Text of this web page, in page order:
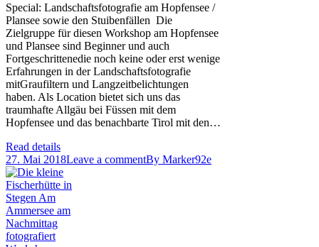
Special: Landschaftsfotografie am Hopfensee /
Plansee sowie den Stuibenfällen Die
Zielgruppe für diesen Workshop am Hopfensee
und Plansee sind Beginner und auch
Fortgeschrittenedie noch keine oder erst wenige
Erfahrungen in der Landschaftsfotografie
mitGraufiltern und Langzeitbelichtungen
haben. Als Location bietet sich uns das
traumhafte Allgäu bei Füssen mit dem
Hopfensee und das benachbarte Tirol mit den…
Read details
27. Mai 2018Leave a commentBy Marker92e